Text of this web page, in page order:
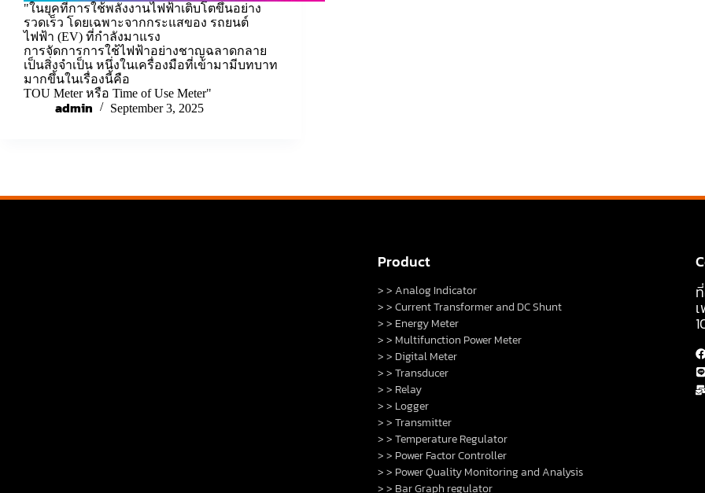
"ในยุคที่การใช้พลังงานไฟฟ้าเติบโตขึ้นอย่าง
รวดเร็ว โดยเฉพาะจากกระแสของ รถยนต์
ไฟฟ้า (EV) ที่กำลังมาแรง
การจัดการการใช้ไฟฟ้าอย่างชาญฉลาดกลาย
เป็นสิ่งจำเป็น หนึ่งในเครื่องมือที่เข้ามามีบทบาท
มากขึ้นในเรื่องนี้คือ
TOU Meter หรือ Time of Use Meter"
admin September 3, 2025
Product
> > Analog Indicator
> > Current Transformer and DC Shunt
> > Energy Meter
> > Multifunction Power Meter
> > Digital Meter
> > Transducer
> > Relay
> > Logger
> > Transmitter
> > Temperature Regulator
> > Power Factor Controller
> > Power Quality Monitoring and Analysis
> > Bar Graph regulator